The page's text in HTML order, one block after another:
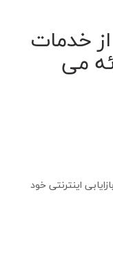
خدمات
می
اینترنتی خود